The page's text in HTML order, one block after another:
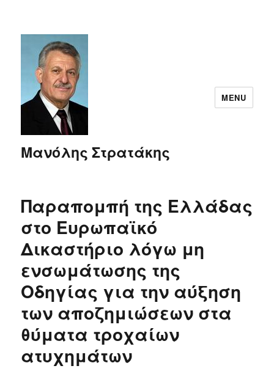
Μανόλης Στρατάκης
MENU
Παραπομπή της Ελλάδας
στο Ευρωπαϊκό
Δικαστήριο λόγω μη
ενσωμάτωσης της
Οδηγίας για την αύξηση
των αποζημιώσεων στα
θύματα τροχαίων
ατυχημάτων